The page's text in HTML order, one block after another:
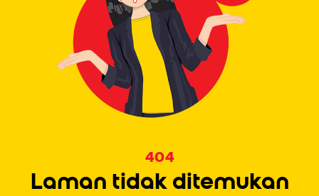
404
Laman tidak ditemukan